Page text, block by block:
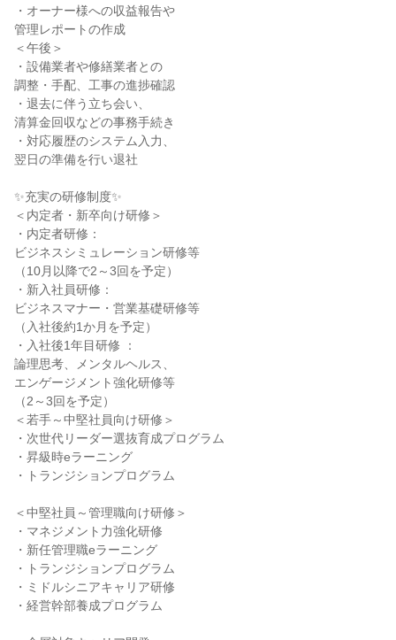
・オーナー様への収益報告や
管理レポートの作成
＜午後＞
・設備業者や修繕業者との
調整・手配、工事の進捗確認
・退去に伴う立ち会い、
清算金回収などの事務手続き
・対応履歴のシステム入力、
翌日の準備を行い退社
✨充実の研修制度✨
＜内定者・新卒向け研修＞
・内定者研修：
ビジネスシミュレーション研修等
（10月以降で2～3回を予定）
・新入社員研修：
ビジネスマナー・営業基礎研修等
（入社後約1か月を予定）
・入社後1年目研修 ：
論理思考、メンタルヘルス、
エンゲージメント強化研修等
（2～3回を予定）
＜若手～中堅社員向け研修＞
・次世代リーダー選抜育成プログラム
・昇級時eラーニング
・トランジションプログラム
＜中堅社員～管理職向け研修＞
・マネジメント力強化研修
・新任管理職eラーニング
・トランジションプログラム
・ミドルシニアキャリア研修
・経営幹部養成プログラム